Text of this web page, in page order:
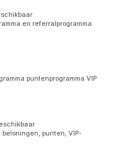
en referralprogramma
puntenprogramma VIP
punten, VIP-